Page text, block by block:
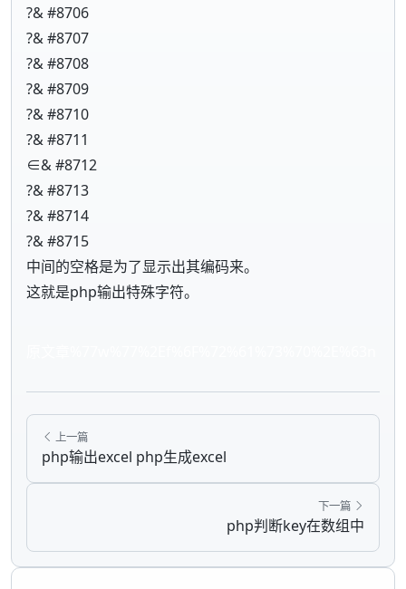
?& #8706
?& #8707
?& #8708
?& #8709
?& #8710
?& #8711
∈& #8712
?& #8713
?& #8714
?& #8715
中间的空格是为了显示出其编码来。
这就是php输出特殊字符。
上一篇
php输出excel php生成excel
下一篇
php判断key在数组中